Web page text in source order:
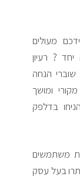
מעולים
? רעיון
הנחה
ומושך
בדלפק
משתמשים
בעל עסק